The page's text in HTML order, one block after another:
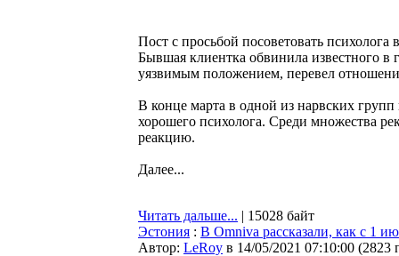
Пост с просьбой посоветовать
Бывшая клиентка обвинила известного в
уязвимым положением, перевел
В конце марта в одной из нарвских групп
хорошего психолога. Среди множества
реакцию.
Далее...
Читать дальше... | 15028 байт
Эстония : В Omniva рассказали, как с 1
Автор: LeRoy в 14/05/2021 07:10:00 (2823